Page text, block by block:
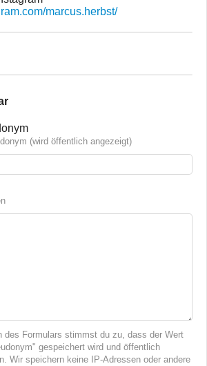
marcus.herbst/
(wird öffentlich angezeigt)
des Formulars stimmst du zu, dass der Wert
gespeichert wird und öffentlich
Wir speichern keine IP-Adressen oder andere